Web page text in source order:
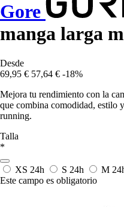
Gore
manga larga
Desde
69,95 € 57,64 € -18%
Mejora tu rendimiento con la
que combina comodidad, estilo
running.
Talla
*
XS 24h S 24h M
Este campo es obligatorio